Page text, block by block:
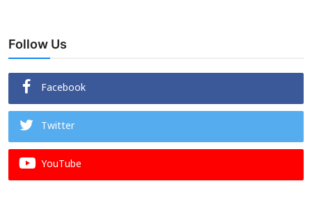
Follow Us
Facebook
Twitter
YouTube